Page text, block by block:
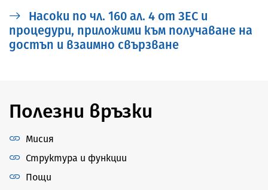
Насоки по чл. 160 ал. 4 от ЗЕС и
процедури, приложими към получаване на
достъп и взаимно свързване
Полезни връзки
Мисия
Структура и функции
Пощи